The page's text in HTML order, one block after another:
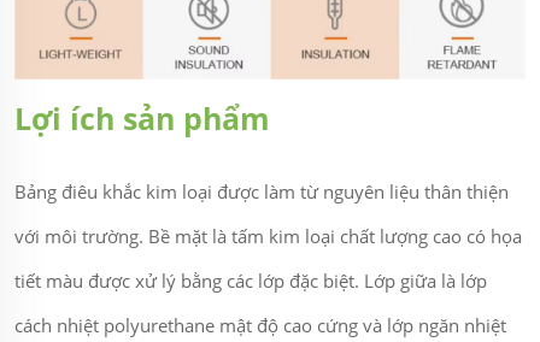
Lợi ích sản phẩm
Bảng điêu khắc kim loại được làm từ nguyên liệu thân thiện
với môi trường. Bề mặt là tấm kim loại chất lượng cao có họa
tiết màu được xử lý bằng các lớp đặc biệt. Lớp giữa là lớp
cách nhiệt polyurethane mật độ cao cứng và lớp ngăn nhiệt